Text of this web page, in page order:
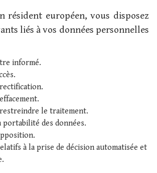
résident européen, vous disposez
liés à vos données personnelles
informé.
le traitement.
portabilité des données.
à la prise de décision automatisée et